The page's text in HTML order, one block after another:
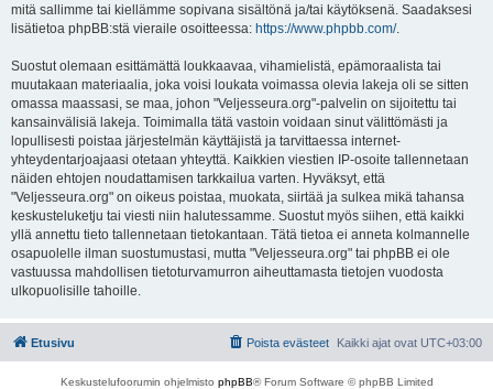
mitä sallimme tai kiellämme sopivana sisältönä ja/tai käytöksenä. Saadaksesi
lisätietoa phpBB:stä vieraile osoitteessa: https://www.phpbb.com/.
Suostut olemaan esittämättä loukkaavaa, vihamielistä, epämoraalista tai
muutakaan materiaalia, joka voisi loukata voimassa olevia lakeja oli se sitten
omassa maassasi, se maa, johon "Veljesseura.org"-palvelin on sijoitettu tai
kansainvälisiä lakeja. Toimimalla tätä vastoin voidaan sinut välittömästi ja
lopullisesti poistaa järjestelmän käyttäjistä ja tarvittaessa internet-
yhteydentarjoajaasi otetaan yhteyttä. Kaikkien viestien IP-osoite tallennetaan
näiden ehtojen noudattamisen tarkkailua varten. Hyväksyt, että
"Veljesseura.org" on oikeus poistaa, muokata, siirtää ja sulkea mikä tahansa
keskusteluketju tai viesti niin halutessamme. Suostut myös siihen, että kaikki
yllä annettu tieto tallennetaan tietokantaan. Tätä tietoa ei anneta kolmannelle
osapuolelle ilman suostumustasi, mutta "Veljesseura.org" tai phpBB ei ole
vastuussa mahdollisen tietoturvamurron aiheuttamasta tietojen vuodosta
ulkopuolisille tahoille.
Etusivu Kaikki ajat ovat UTC+03:00
Poista evästeet
Keskustelufoorumin ohjelmisto phpBB® Forum Software © phpBB Limited